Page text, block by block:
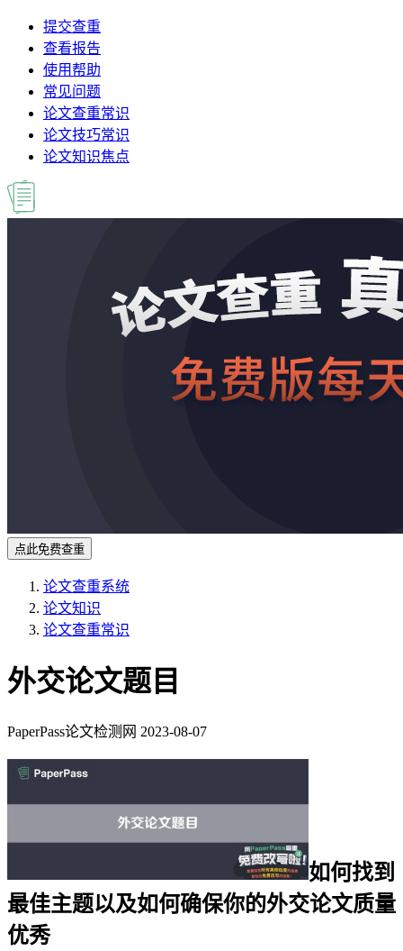
提交查重
查看报告
使用帮助
常见问题
论文查重常识
论文技巧常识
论文知识焦点
点此免费查重
论文查重系统
论文知识
论文查重常识
外交论文题目
PaperPass论文检测网 2023-08-07
如何找到
最佳主题以及如何确保你的外交论文质量
优秀